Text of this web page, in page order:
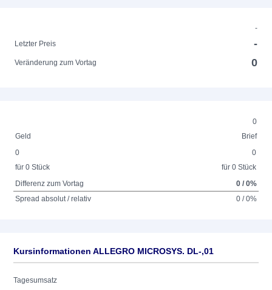
-
Letzter Preis
-
Veränderung zum Vortag 0
0
Geld
Brief
0
für 0 Stück
0
für 0 Stück
Differenz zum Vortag
0 / 0%
Spread absolut / relativ
0 / 0%
Kursinformationen ALLEGRO MICROSYS. DL-,01
Tagesumsatz